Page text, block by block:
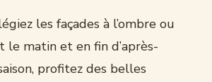
les façades à l’ombre ou
matin et en fin d’après-
profitez des belles